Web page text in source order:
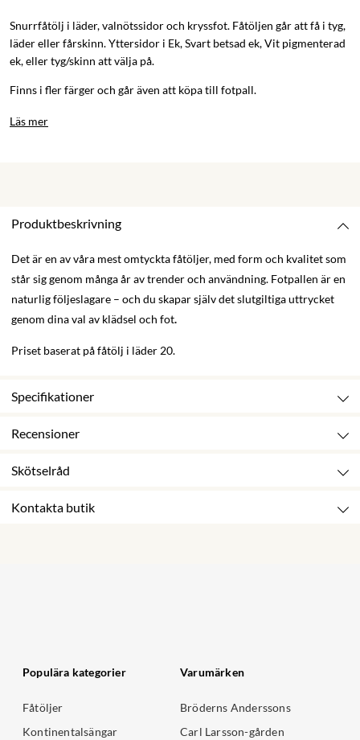
Snurrfåtölj i läder, valnötssidor och kryssfot. Fåtöljen går att få i tyg,
läder eller fårskinn. Yttersidor i Ek, Svart betsad ek, Vit pigmenterad
ek, eller tyg/skinn att välja på.
Finns i fler färger och går även att köpa till fotpall.
Läs mer
Produktbeskrivning
Det är en av våra mest omtyckta fåtöljer, med form och kvalitet som
står sig genom många år av trender och användning. Fotpallen är en
naturlig följeslagare – och du skapar själv det slutgiltiga uttrycket
genom dina val av klädsel och fot.
Priset baserat på fåtölj i läder 20.
Specifikationer
Recensioner
Skötselråd
Kontakta butik
Populära kategorier
Fåtöljer
Kontinentalsängar
Varumärken
Bröderns Anderssons
Carl Larsson-gården